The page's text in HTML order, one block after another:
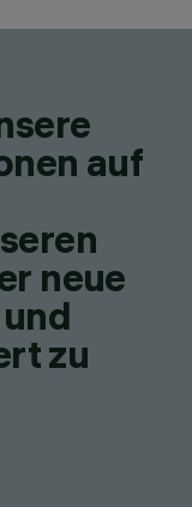
auf
neue
zu